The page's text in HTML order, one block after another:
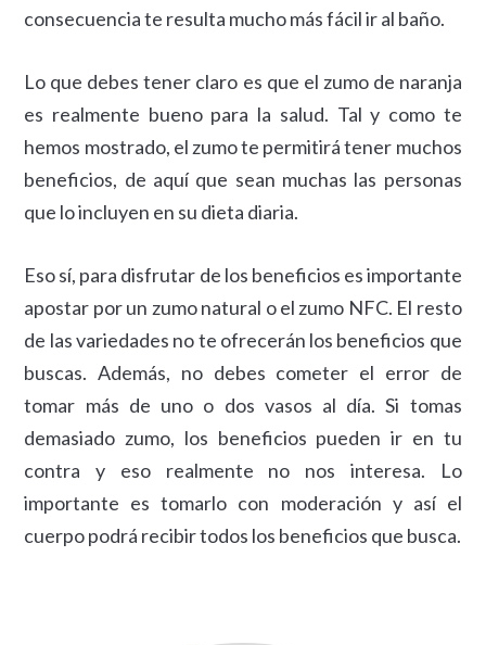
consecuencia te resulta mucho más fácil ir al baño.
Lo que debes tener claro es que el zumo de naranja
es realmente bueno para la salud. Tal y como te
hemos mostrado, el zumo te permitirá tener muchos
beneficios, de aquí que sean muchas las personas
que lo incluyen en su dieta diaria.
Eso sí, para disfrutar de los beneficios es importante
apostar por un zumo natural o el zumo NFC. El resto
de las variedades no te ofrecerán los beneficios que
buscas. Además, no debes cometer el error de
tomar más de uno o dos vasos al día. Si tomas
demasiado zumo, los beneficios pueden ir en tu
contra y eso realmente no nos interesa. Lo
importante es tomarlo con moderación y así el
cuerpo podrá recibir todos los beneficios que busca.